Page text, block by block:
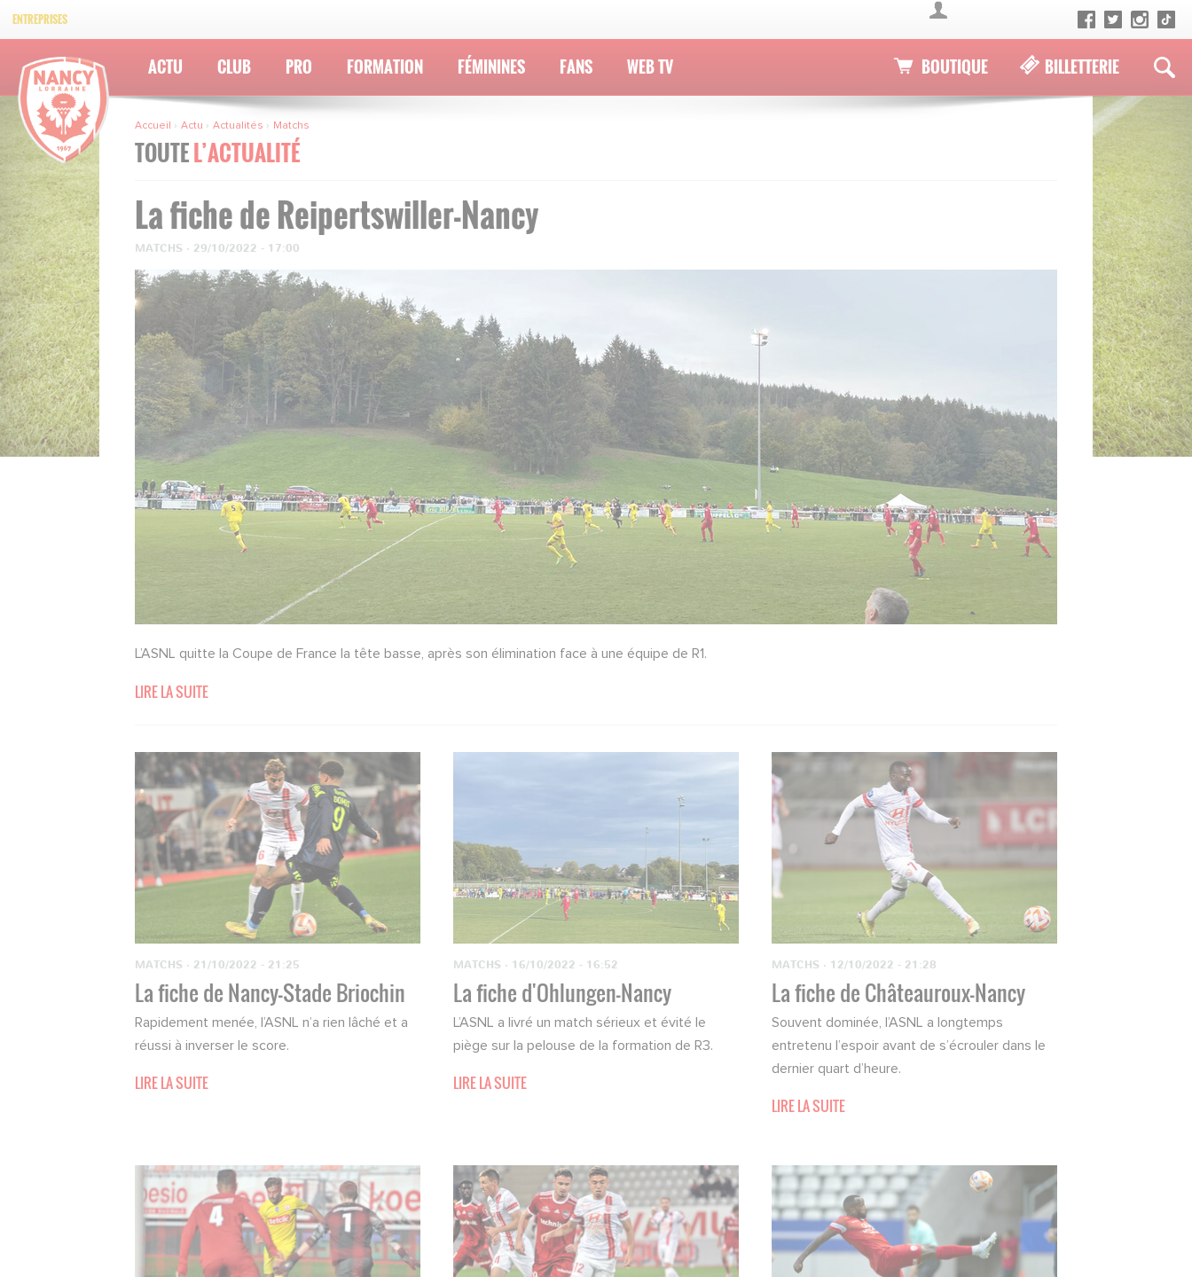
ENTREPRISES
ACTU CLUB PRO FORMATION FÉMININES FANS WEB TV BOUTIQUE BILLETTERIE
Accueil Actu Actualités Matchs
TOUTEL’ACTUALITÉ
La fiche de Reipertswiller-Nancy
MATCHS · 29/10/2022 - 17:00
L’ASNL quitte la Coupe de France la tête basse, après son élimination face à une équipe de R1.
LIRE LA SUITE
MATCHS · 21/10/2022 - 21:25
La fiche de Nancy-Stade Briochin
Rapidement menée, l’ASNL n’a rien lâché et a
réussi à inverser le score.
LIRE LA SUITE
MATCHS · 16/10/2022 - 16:52
La fiche d'Ohlungen-Nancy
L’ASNL a livré un match sérieux et évité le
piège sur la pelouse de la formation de R3.
LIRE LA SUITE
MATCHS · 12/10/2022 - 21:28
La fiche de Châteauroux-Nancy
Souvent dominée, l’ASNL a longtemps
entretenu l’espoir avant de s’écrouler dans le
dernier quart d’heure.
LIRE LA SUITE